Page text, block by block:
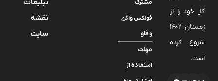
کار خود را از
زمستان 1403
شروع کرده
است.
مشترک
فولکس واگن
و فاو
مهلت
استفاده از
تبلیغات
نقشه
سایت